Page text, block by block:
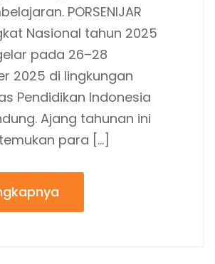
PORSENIJAR
Nasional tahun 2025
pada 26–28
2025 di lingkungan
Pendidikan Indonesia
Ajang tahunan ini
para […]